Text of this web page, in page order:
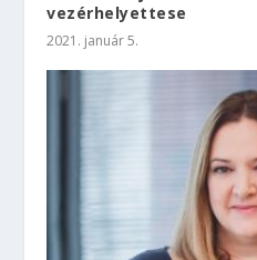
vezérhelyettese
2021. január 5.